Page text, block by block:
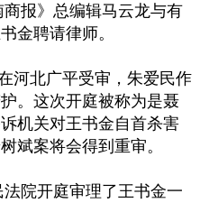
报》总编辑马云龙与有
金聘请律师。
河北广平受审，朱爱民作
。这次开庭被称为是聂
机关对王书金自首杀害
斌案将会得到重审。
院开庭审理了王书金一